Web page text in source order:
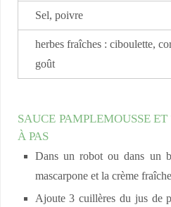
Sel, poivre
herbes fraîches : ciboulette,
goût
SAUCE PAMPLEMOUSSE
À PAS
Dans un robot ou dans un
mascarpone et la crème fraîche
Ajoute 3 cuillères du jus de